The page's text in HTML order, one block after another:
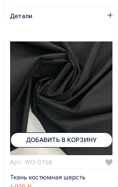
Детали
ДОБАВИТЬ В КОРЗИНУ
Арт.: WO-0158
Ткань костюмная шерсть